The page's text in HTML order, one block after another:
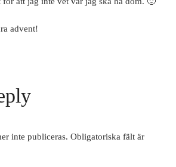
advent!
inte publiceras. Obligatoriska fält är